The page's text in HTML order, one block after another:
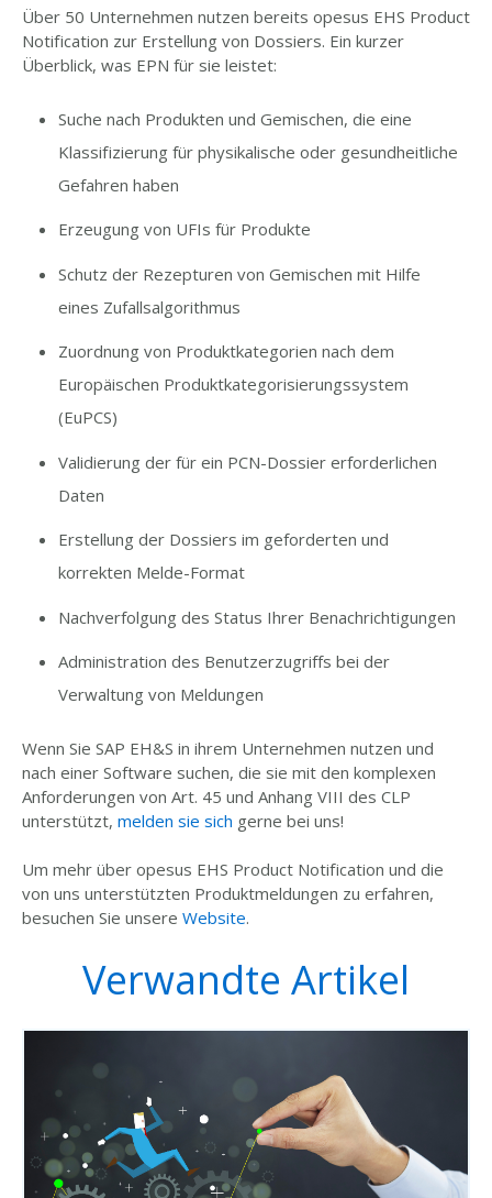
Über 50 Unternehmen nutzen bereits opesus EHS Product
Notification zur Erstellung von Dossiers. Ein kurzer
Überblick, was EPN für sie leistet:
Suche nach Produkten und Gemischen, die eine
Klassifizierung für physikalische oder gesundheitliche
Gefahren haben
Erzeugung von UFIs für Produkte
Schutz der Rezepturen von Gemischen mit Hilfe
eines Zufallsalgorithmus
Zuordnung von Produktkategorien nach dem
Europäischen Produktkategorisierungssystem
(EuPCS)
Validierung der für ein PCN-Dossier erforderlichen
Daten
Erstellung der Dossiers im geforderten und
korrekten Melde-Format
Nachverfolgung des Status Ihrer Benachrichtigungen
Administration des Benutzerzugriffs bei der
Verwaltung von Meldungen
Wenn Sie SAP EH&S in ihrem Unternehmen nutzen und
nach einer Software suchen, die sie mit den komplexen
Anforderungen von Art. 45 und Anhang VIII des CLP
unterstützt, melden sie sich gerne bei uns!
Um mehr über opesus EHS Product Notification und die
von uns unterstützten Produktmeldungen zu erfahren,
besuchen Sie unsere Website.
Verwandte Artikel